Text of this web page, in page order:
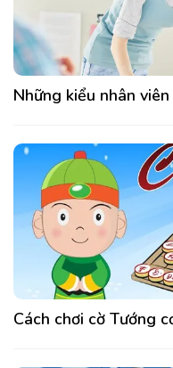
Những kiểu nhân
Cách chơi cờ Tướng